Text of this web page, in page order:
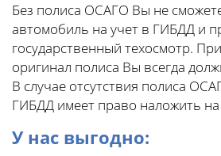
Без полиса ОСАГО Вы не
автомобиль на учет в ГИБДД и
государственный техосмотр.
оригинал полиса Вы всегда
В случае отсутствия полиса
ГИБДД имеет право наложить
У нас выгодно: